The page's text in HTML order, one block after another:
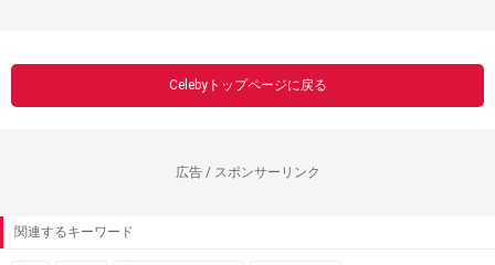
Celebyトップページに戻る
広告 / スポンサーリンク
関連するキーワード